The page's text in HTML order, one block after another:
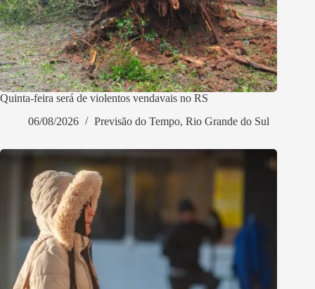
Quinta-feira será de violentos vendavais no RS
06/08/2026
Previsão do Tempo, Rio Grande do Sul